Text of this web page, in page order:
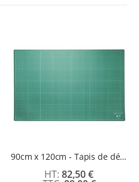
90cm x 120cm - Tapis de découpe auto-cicatrisant grand format
82,50 €